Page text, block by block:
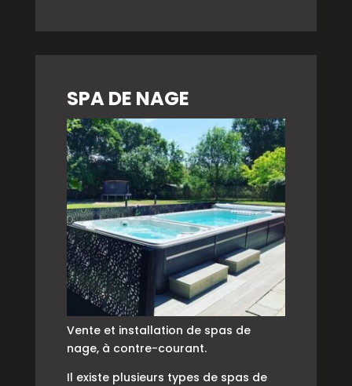
SPA DE NAGE
Vente et installation de spas de
nage, à contre-courant.
Il existe plusieurs types de spas de